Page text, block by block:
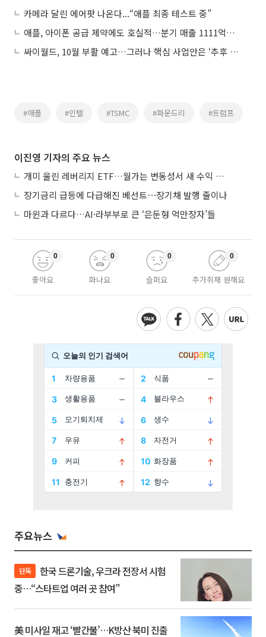
카메라 달린 에어팟 나온다...“애플 최종 테스트 중”
애플, 아이폰 공급 제약에도 호실적…분기 매출 1111억달러
싸이월드, 10월 부활 예고…그러나 핵심 사업안은 ‘추후 공개’
#애플 #인텔 #TSMC #파운드리 #트럼프
이진영 기자의 주요 뉴스
개미 울린 레버리지 ETF…월가는 변동성서 새 수익 기회
장기금리 급등에 다급해진 베선트⋯장기채 발행 줄이나
마윈과 다르다…AI·라부부로 큰 ‘은둔형 억만장자’들
좋아요
0
화나요
0
슬퍼요
0
추가취재 원해요
0
주요뉴스
단독
중…“스타트업 여러 곳 참여”
美 미사일 재고 ‘빨간불’…K방산 북미 진출